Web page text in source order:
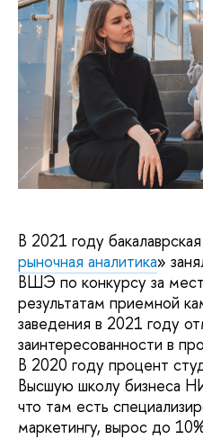
В 2021 году
рыночная аналитика»
ВШЭ по конкурсу за
результатам приемной
заведения в 2021 году
заинтересованности в
В 2020 году процент
Высшую школу бизнеса
что там есть
маркетингу, вырос до